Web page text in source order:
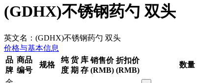
(GDHX)不锈钢药勺 双头
英文名：(GDHX)不锈钢药勺 双头
价格与基本信息
品
牌
商品
编号
规格
纯
度
货
期
库
存
销售价
(RMB)
折扣价
(RMB)
数量